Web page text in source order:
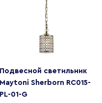
Подвесной светильник
Maytoni Sherborn RC015-
PL-01-G